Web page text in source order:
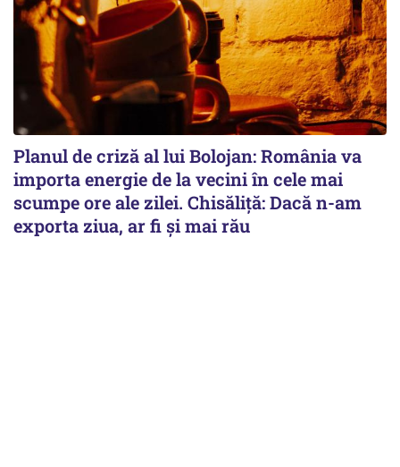
Planul de criză al lui Bolojan: România va
importa energie de la vecini în cele mai
scumpe ore ale zilei. Chisăliță: Dacă n-am
exporta ziua, ar fi și mai rău